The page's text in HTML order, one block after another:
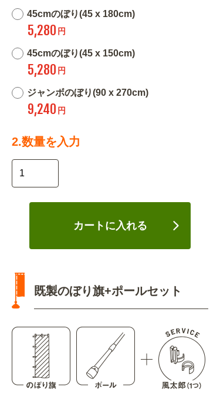
45cmのぼり(45 x 180cm)
5,280 円
45cmのぼり(45 x 150cm)
5,280 円
ジャンボのぼり(90 x 270cm)
9,240 円
2.数量を入力
カートに入れる
既製のぼり旗+ポールセット